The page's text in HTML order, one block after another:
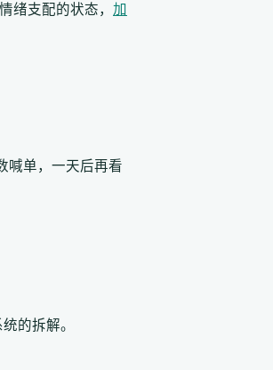
绪支配的状态， 加
喊单，一天后再看
的拆解。